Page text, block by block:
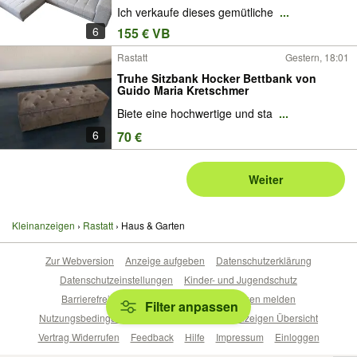
6
Ich verkaufe dieses gemütliche ...
155 € VB
6
Rastatt Gestern, 18:01
Truhe Sitzbank Hocker Bettbank von
Guido Maria Kretschmer
Biete eine hochwertige und sta ...
70 €
Weiter
Kleinanzeigen Rastatt Haus & Garten
Filter anpassen
Zur Webversion Anzeige aufgeben
Datenschutzerklärung
Datenschutzeinstellungen
Kinder- und Jugendschutz
Barrierefreiheitserklärung
Sicherheitslücken melden
Nutzungsbedingungen
Beliebte Suchen
Anzeigen Übersicht
Vertrag Widerrufen
Feedback Hilfe Impressum Einloggen